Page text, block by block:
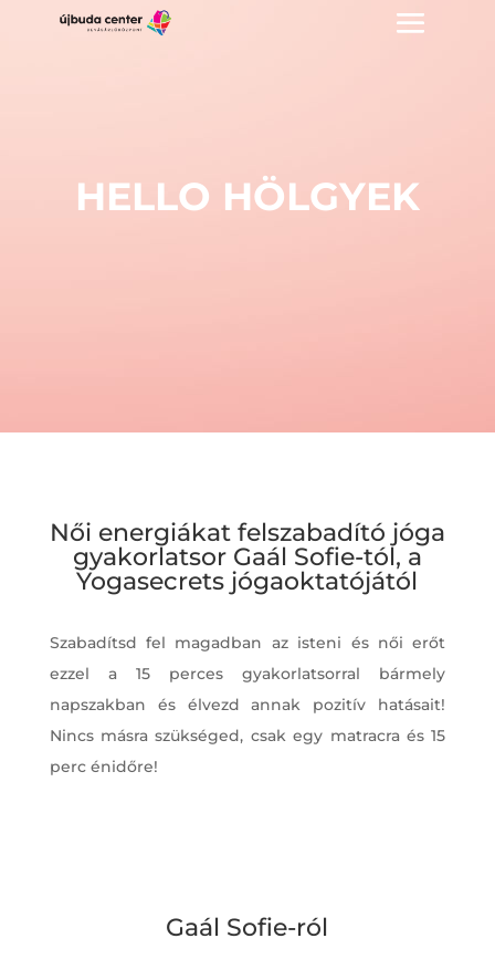
HELLO HÖLGYEK
Női energiákat felszabadító jóga
gyakorlatsor Gaál Sofie-tól, a
Yogasecrets jógaoktatójától
Szabadítsd fel magadban az isteni és női erőt
ezzel a 15 perces gyakorlatsorral bármely
napszakban és élvezd annak pozitív hatásait!
Nincs másra szükséged, csak egy matracra és 15
perc énidőre!
Gaál Sofie-ról